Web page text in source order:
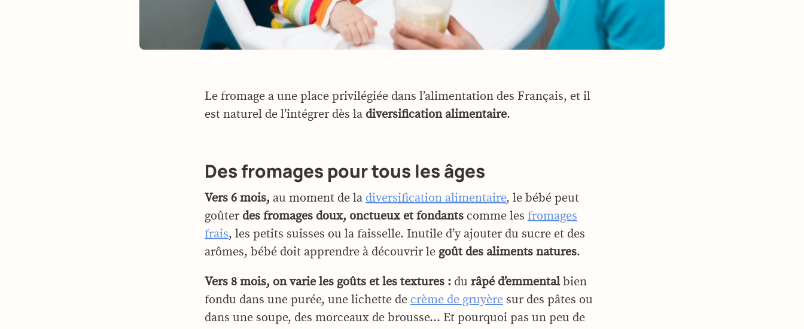
Le fromage a une place privilégiée dans l’alimentation des Français, et il
est naturel de l’intégrer dès la diversification alimentaire.
Des fromages pour tous les âges
Vers 6 mois, au moment de la diversification alimentaire, le bébé peut
goûter des fromages doux, onctueux et fondants comme les fromages
frais, les petits suisses ou la faisselle. Inutile d’y ajouter du sucre et des
arômes, bébé doit apprendre à découvrir le goût des aliments natures.
Vers 8 mois, on varie les goûts et les textures : du râpé d’emmentalbien
fondu dans une purée, une lichette de crème de gruyère sur des pâtes ou
dans une soupe, des morceaux de brousse… Et pourquoi pas un peu de